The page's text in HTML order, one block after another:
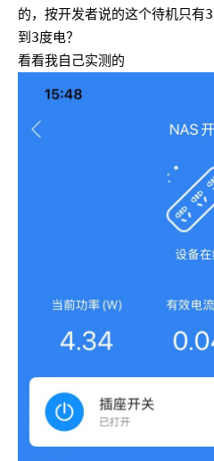
的，按开发者说的这个待机只有
到3度电？
看看我自己实测的